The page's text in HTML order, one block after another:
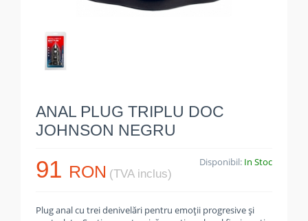
ANAL PLUG TRIPLU DOC
JOHNSON NEGRU
91 RON (TVA inclus)
Disponibil: In Stoc
Plug anal cu trei denivelări pentru emoții progresive și